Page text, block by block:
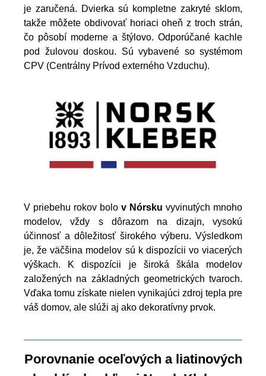
je zaručená. Dvierka sú kompletne zakryté sklom,
takže môžete obdivovať horiaci oheň z troch strán,
čo pôsobí moderne a štýlovo. Odporúčané kachle
pod žulovou doskou. Sú vybavené so systémom
CPV (Centrálny Prívod externého Vzduchu).
V priebehu rokov bolo v Nórsku vyvinutých mnoho
modelov, vždy s dôrazom na dizajn, vysokú
účinnosť a dôležitosť širokého výberu. Výsledkom
je, že väčšina modelov sú k dispozícii vo viacerých
výškach. K dispozícii je široká škála modelov
založených na základných geometrických tvaroch.
Vďaka tomu získate nielen vynikajúci zdroj tepla pre
váš domov, ale slúži aj ako dekoratívny prvok.
Porovnanie oceľových a liatinových